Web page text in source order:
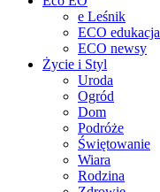
e Leśnik
ECO edukacja
ECO newsy
Życie i Styl
Uroda
Ogród
Dom
Podróże
Świętowanie
Wiara
Rodzina